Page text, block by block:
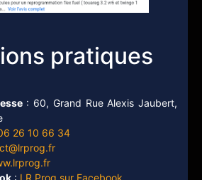
pratiques
: 60, Grand Rue Alexis Jaubert,
26 10 66 34
: LR Prog sur Facebook